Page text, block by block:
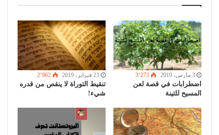
3 مارس، 2019 3٬273
اضطرابات في قصة لعن
المسيح للتينة
23 فبراير، 2019 2٬962
تنقيط التوراة لا ينقص من قدره
شيء!